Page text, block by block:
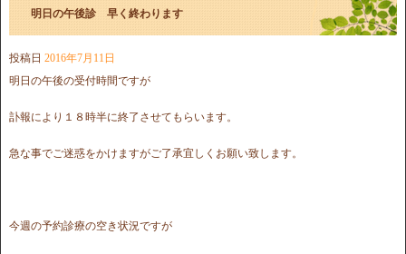
明日の午後診 早く終わります
投稿日 2016年7月11日
明日の午後の受付時間ですが
訃報により１８時半に終了させてもらいます。
急な事でご迷惑をかけますがご了承宜しくお願い致します。
今週の予約診療の空き状況ですが